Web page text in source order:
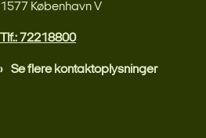
1577 København V
Tlf.: 72218800
Se flere kontaktoplysninger